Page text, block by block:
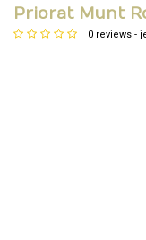
Priorat Munt
0 reviews -